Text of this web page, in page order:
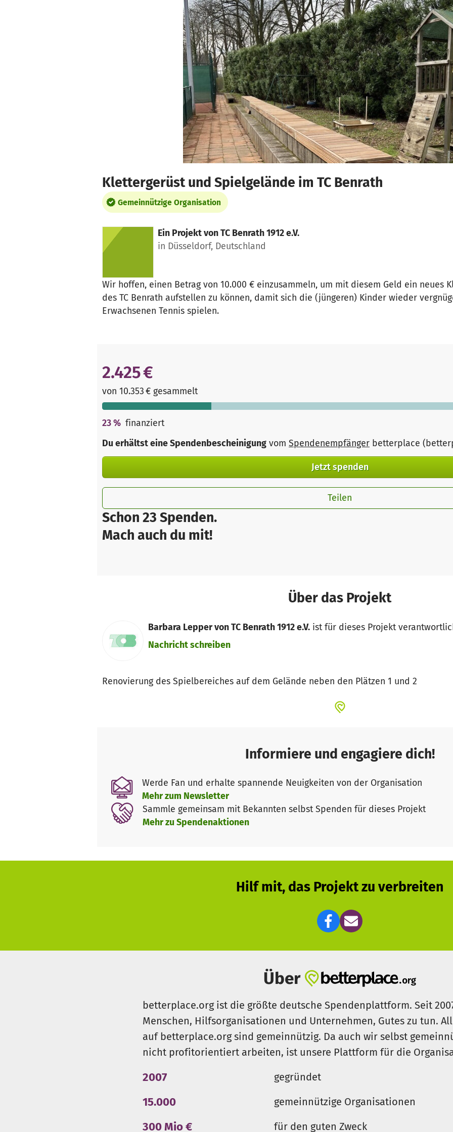
Klettergerüst und Spielgelände im TC Benrath
Gemeinnützige Organisation
Ein Projekt vonTC Benrath 1912 e.V.
in Düsseldorf, Deutschland
Wir hoffen, einen Betrag von 10.000 € einzusammeln, um mit diesem Geld ein neues
des TC Benrath aufstellen zu können, damit sich die (jüngeren) Kinder wieder
Erwachsenen Tennis spielen.
Schon 23 Spenden.
Mach auch du mit!
2.425 €
von 10.353 € gesammelt
23% finanziert
Du erhältst eine Spendenbescheinigung vom Spendenempfänger betterplace
Jetzt spenden
Teilen
Über das Projekt
Barbara Lepper von TC Benrath 1912 e.V.ist für dieses Projekt
Nachricht schreiben
Renovierung des Spielbereiches auf dem Gelände neben den Plätzen 1 und 2
Informiere und engagiere dich!
Werde Fan und erhalte spannende Neuigkeiten von der Organisation
Mehr zum Newsletter
Sammle gemeinsam mit Bekannten selbst Spenden für dieses Projekt
Mehr zu Spendenaktionen
Hilf mit, das Projekt zu verbreiten
Über
betterplace.org ist die größte deutsche Spendenplattform. Seit
Menschen, Hilfsorganisationen und Unternehmen, Gutes zu tun.
auf betterplace.org sind gemeinnützig. Da auch wir selbst
nicht profitorientiert arbeiten, ist unsere Plattform für die
2007 gegründet
15.000 gemeinnützige Organisationen
300 Mio € für den guten Zweck